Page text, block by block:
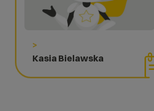
>
Kasia Bielawska